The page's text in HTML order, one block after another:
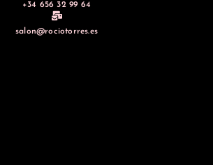
+34 656 32 99 64
salon@rociotorres.es